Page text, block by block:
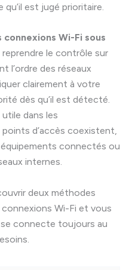
est jugé prioritaire.
Wi-Fi sous
le contrôle sur
l’ordre des réseaux
clairement à votre
dès qu’il est détecté.
dans les
d’accès coexistent,
connectés ou
internes.
deux méthodes
Wi-Fi et vous
connecte toujours au